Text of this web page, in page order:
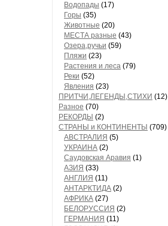
Водопады (17)
Горы (35)
Животные (20)
МЕСТА разные (43)
Озера,ручьи (59)
Пляжи (23)
Растения и леса (79)
Реки (52)
Явления (23)
ПРИТЧИ,ЛЕГЕНДЫ,СТИХИ (12)
Разное (70)
РЕКОРДЫ (2)
СТРАНЫ и КОНТИНЕНТЫ (709)
АВСТРАЛИЯ (5)
УКРАИНА (2)
Саудовская Аравия (1)
АЗИЯ (33)
АНГЛИЯ (11)
АНТАРКТИДА (2)
АФРИКА (27)
БЕЛОРУССИЯ (2)
ГЕРМАНИЯ (11)